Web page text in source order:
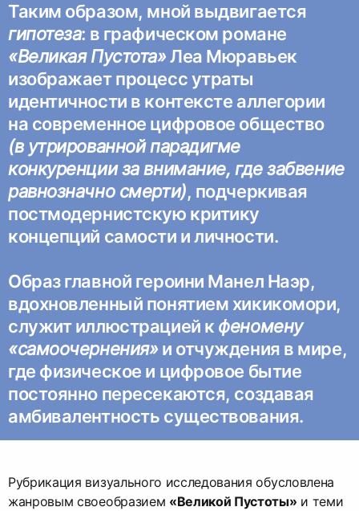
Таким образом, мной выдвигается
гипотеза: в графическом романе
«Великая Пустота»Леа Мюравьек
изображает процесс утраты
идентичности в контексте аллегории
на современное цифровое общество
(в утрированной парадигме
конкуренции за внимание, где забвение
равнозначно смерти), подчеркивая
постмодернистскую критику
концепций самости и личности.
Образ главной героини Манел Наэр,
вдохновленный понятием хикикомори,
служит иллюстрацией к феномену
«самоочернения»и отчуждения в мире,
где физическое и цифровое бытие
постоянно пересекаются, создавая
амбивалентность существования.
Рубрикация визуального исследования обусловлена
жанровым своеобразием «Великой Пустоты» и теми